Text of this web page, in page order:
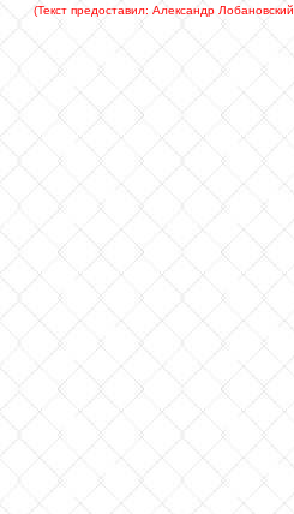
(Текст предоставил: Александр Лобановский